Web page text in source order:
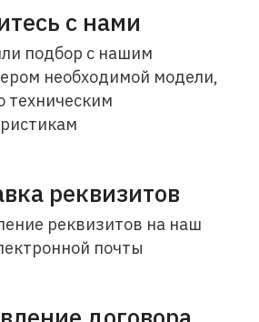
с нами
подбор с нашим
необходимой модели,
техническим
реквизитов
реквизитов на наш
почты